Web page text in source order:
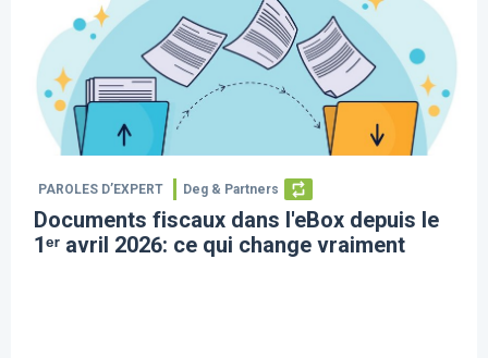
PAROLES D’EXPERT Deg & Partners
Documents fiscaux dans l'eBox depuis le
1ᵉʳ avril 2026: ce qui change vraiment